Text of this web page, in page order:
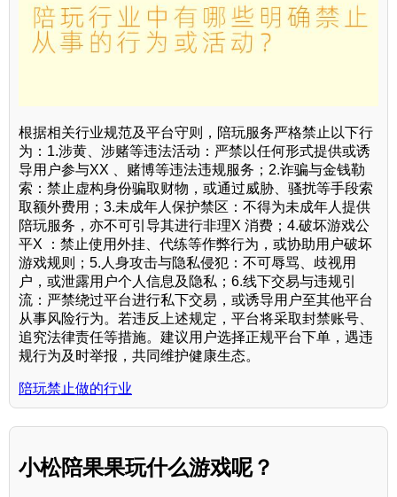
根据相关行业规范及平台守则，陪玩服务严格禁止以下行
为：1.涉黄、涉赌等违法活动：严禁以任何形式提供或诱
导用户参与XX 、赌博等违法违规服务；2.诈骗与金钱勒
索：禁止虚构身份骗取财物，或通过威胁、骚扰等手段索
取额外费用；3.未成年人保护禁区：不得为未成年人提供
陪玩服务，亦不可引导其进行非理X 消费；4.破坏游戏公
平X ：禁止使用外挂、代练等作弊行为，或协助用户破坏
游戏规则；5.人身攻击与隐私侵犯：不可辱骂、歧视用
户，或泄露用户个人信息及隐私；6.线下交易与违规引
流：严禁绕过平台进行私下交易，或诱导用户至其他平台
从事风险行为。若违反上述规定，平台将采取封禁账号、
追究法律责任等措施。建议用户选择正规平台下单，遇违
规行为及时举报，共同维护健康生态。
陪玩禁止做的行业
小松陪果果玩什么游戏呢？